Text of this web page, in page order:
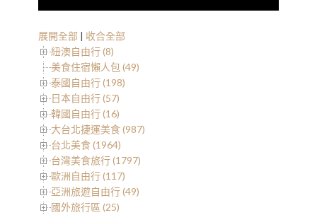
展開全部 | 收合全部
紐澳自由行 (8)
美食住宿懶人包 (49)
泰國自由行 (198)
日本自由行 (57)
韓國自由行 (16)
大台北捷運美食 (987)
台北美食 (1964)
台灣美食旅行 (1797)
歐洲自由行 (117)
亞洲旅遊自由行 (49)
國外旅行區 (25)